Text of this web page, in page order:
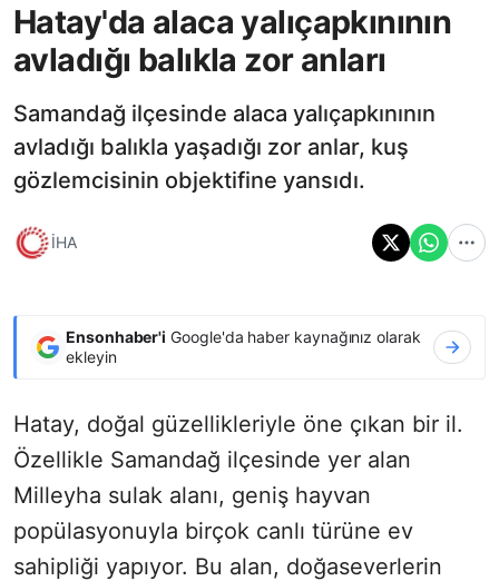
Hatay'da alaca yalıçapkınının
avladığı balıkla zor anları
Samandağ ilçesinde alaca yalıçapkınının
avladığı balıkla yaşadığı zor anlar, kuş
gözlemcisinin objektifine yansıdı.
İHA
Ensonhaber'i Google'da haber kaynağınız olarak
ekleyin
Hatay, doğal güzellikleriyle öne çıkan bir il.
Özellikle Samandağ ilçesinde yer alan
Milleyha sulak alanı, geniş hayvan
popülasyonuyla birçok canlı türüne ev
sahipliği yapıyor. Bu alan, doğaseverlerin